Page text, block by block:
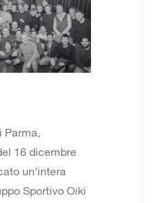
Parma,
16 dicembre
un’intera
Sportivo Oiki